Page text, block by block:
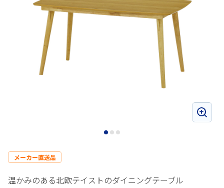
メーカー直送品
温かみのある北欧テイストのダイニングテーブル